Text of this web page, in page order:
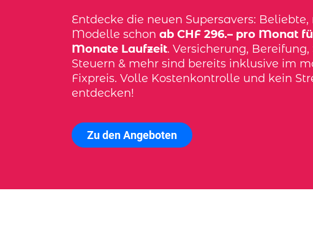
Entdecke die neuen Supersavers: Beliebte,
Modelle schon ab CHF 296.– pro Monat
Monate Laufzeit. Versicherung, Bereifung,
Steuern & mehr sind bereits inklusive im
Fixpreis. Volle Kostenkontrolle und kein
entdecken!
Zu den Angeboten